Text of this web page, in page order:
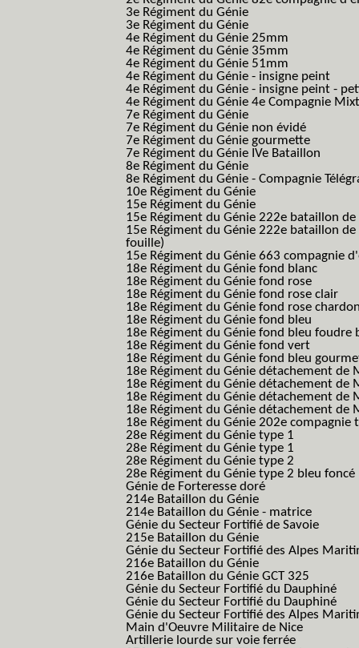
3e Régiment du Génie
3e Régiment du Génie
4e Régiment du Génie 25mm
4e Régiment du Génie 35mm
4e Régiment du Génie 51mm
4e Régiment du Génie - insigne peint
4e Régiment du Génie - insigne peint -
4e Régiment du Génie 4e Compagnie
7e Régiment du Génie
7e Régiment du Génie non évidé
7e Régiment du Génie gourmette
7e Régiment du Génie IVe Bataillon
8e Régiment du Génie
8e Régiment du Génie - Compagnie
10e Régiment du Génie
15e Régiment du Génie
15e Régiment du Génie 222e bataillon
15e Régiment du Génie 222e bataillon
fouille)
15e Régiment du Génie 663 compagnie
18e Régiment du Génie fond blanc
18e Régiment du Génie fond rose
18e Régiment du Génie fond rose clair
18e Régiment du Génie fond rose
18e Régiment du Génie fond bleu
18e Régiment du Génie fond bleu foudre
18e Régiment du Génie fond vert
18e Régiment du Génie fond bleu
18e Régiment du Génie détachement de
18e Régiment du Génie détachement de
18e Régiment du Génie détachement de
18e Régiment du Génie détachement de
18e Régiment du Génie 202e compagnie
28e Régiment du Génie type 1
28e Régiment du Génie type 1
28e Régiment du Génie type 2
28e Régiment du Génie type 2 bleu foncé
Génie de Forteresse doré
214e Bataillon du Génie
214e Bataillon du Génie - matrice
Génie du Secteur Fortifié de Savoie
215e Bataillon du Génie
Génie du Secteur Fortifié des Alpes
216e Bataillon du Génie
216e Bataillon du Génie GCT 325
Génie du Secteur Fortifié du Dauphiné
Génie du Secteur Fortifié du Dauphiné
Génie du Secteur Fortifié des Alpes
Main d'Oeuvre Militaire de Nice
Artillerie lourde sur voie ferrée